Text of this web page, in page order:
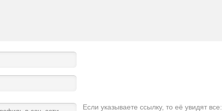
Если указываете ссылку, то её увидят все: